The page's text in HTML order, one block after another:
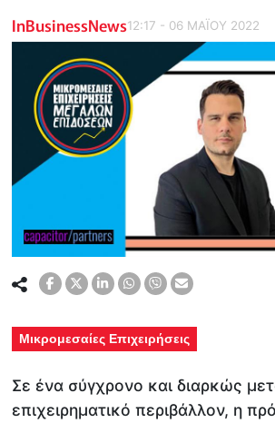
InBusinessNews12:17 - 06 ΜΑΪ́ΟΥ 2022
Μικρομεσαίες Επιχειρήσεις
Σε ένα σύγχρονο και διαρκώς
επιχειρηματικό περιβάλλον, η